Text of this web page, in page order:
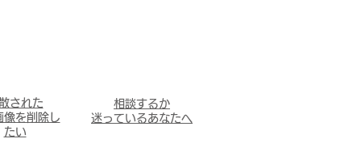
された
像を削除し
たい
相談するか
迷っているあなたへ